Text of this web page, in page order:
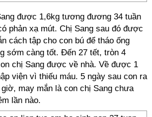
được 1,6kg tương đương 34 tuần
phản xạ mút. Chị Sang sau đó được
cách tập cho con bú để tháo ống
sớm càng tốt. Đến 27 tết, tròn 4
chị Sang được về nhà. Về được 1
viện vì thiếu máu. 5 ngày sau con ra
may mắn là con chị Sang chưa
lần nào.